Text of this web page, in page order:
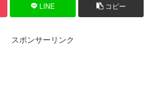
LINE コピー
スポンサーリンク